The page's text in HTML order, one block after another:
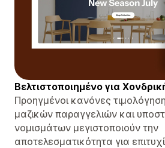
Βελτιστοποιημένο για
Προηγμένοι κανόνες
μαζικών παραγγελιών και
νομισμάτων μεγιστοποιούν την
αποτελεσματικότητα για